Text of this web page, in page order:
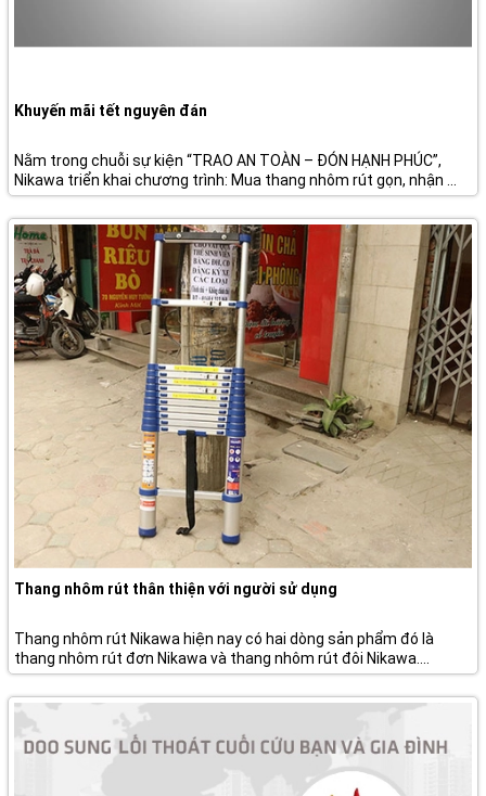
Khuyến mãi tết nguyên đán
Nằm trong chuỗi sự kiện “TRAO AN TOÀN – ĐÓN HẠNH PHÚC”,
Nikawa triển khai chương trình: Mua thang nhôm rút gọn, nhận ...
Thang nhôm rút thân thiện với người sử dụng
Thang nhôm rút Nikawa hiện nay có hai dòng sản phẩm đó là
thang nhôm rút đơn Nikawa và thang nhôm rút đôi Nikawa....